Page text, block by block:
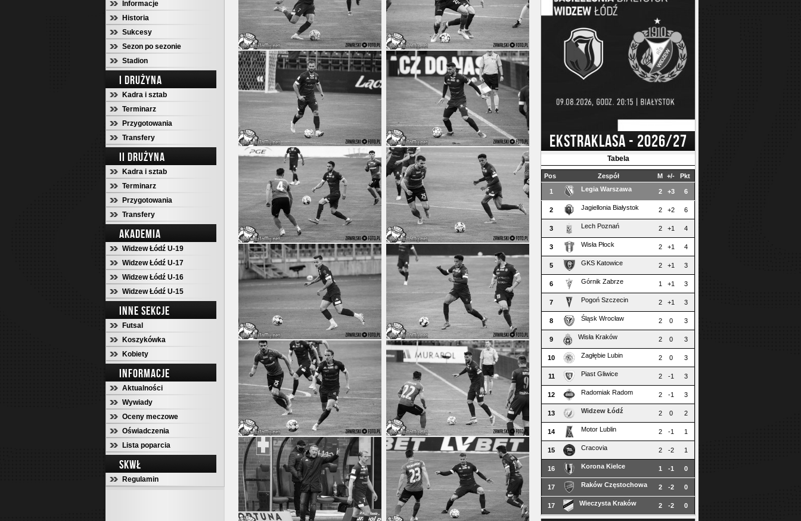
Informacje
Historia
Sukcesy
Sezon po sezonie
Stadion
I DRUŻYNA
Kadra i sztab
Terminarz
Przygotowania
Transfery
II DRUŻYNA
Kadra i sztab
Terminarz
Przygotowania
Transfery
AKADEMIA
Widzew Łódź U-19
Widzew Łódź U-17
Widzew Łódź U-16
Widzew Łódź U-15
INNE SEKCJE
Futsal
Koszykówka
Kobiety
INFORMACJE
Aktualności
Wywiady
Oceny meczowe
Oświadczenia
Lista poparcia
SKWŁ
Regulamin
EKSTRAKLASA - 2026/27
Tabela
Pos Zespół M +/- Pkt
1 Legia Warszawa 2 +3 6
2 Jagiellonia Białystok 2 +2 6
3 Lech Poznań 2 +1 4
3 Wisła Płock 2 +1 4
5 GKS Katowice 2 +1 3
6 Górnik Zabrze 1 +1 3
7 Pogoń Szczecin 2 +1 3
8 Śląsk Wrocław 2 0 3
9 Wisła Kraków 2 0 3
10 Zagłębie Lubin 2 0 3
11 Piast Gliwice 2 -1 3
12 Radomiak Radom 2 -1 3
13 Widzew Łódź 2 0 2
14 Motor Lublin 2 -1 1
15 Cracovia 2 -2 1
16 Korona Kielce 1 -1 0
17 Raków Częstochowa 2 -2 0
17 Wieczysta Kraków 2 -2 0